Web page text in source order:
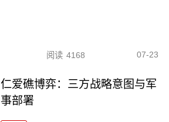
阅读 4168 07-23
仁爱礁博弈：三方战略意图与军
事部署